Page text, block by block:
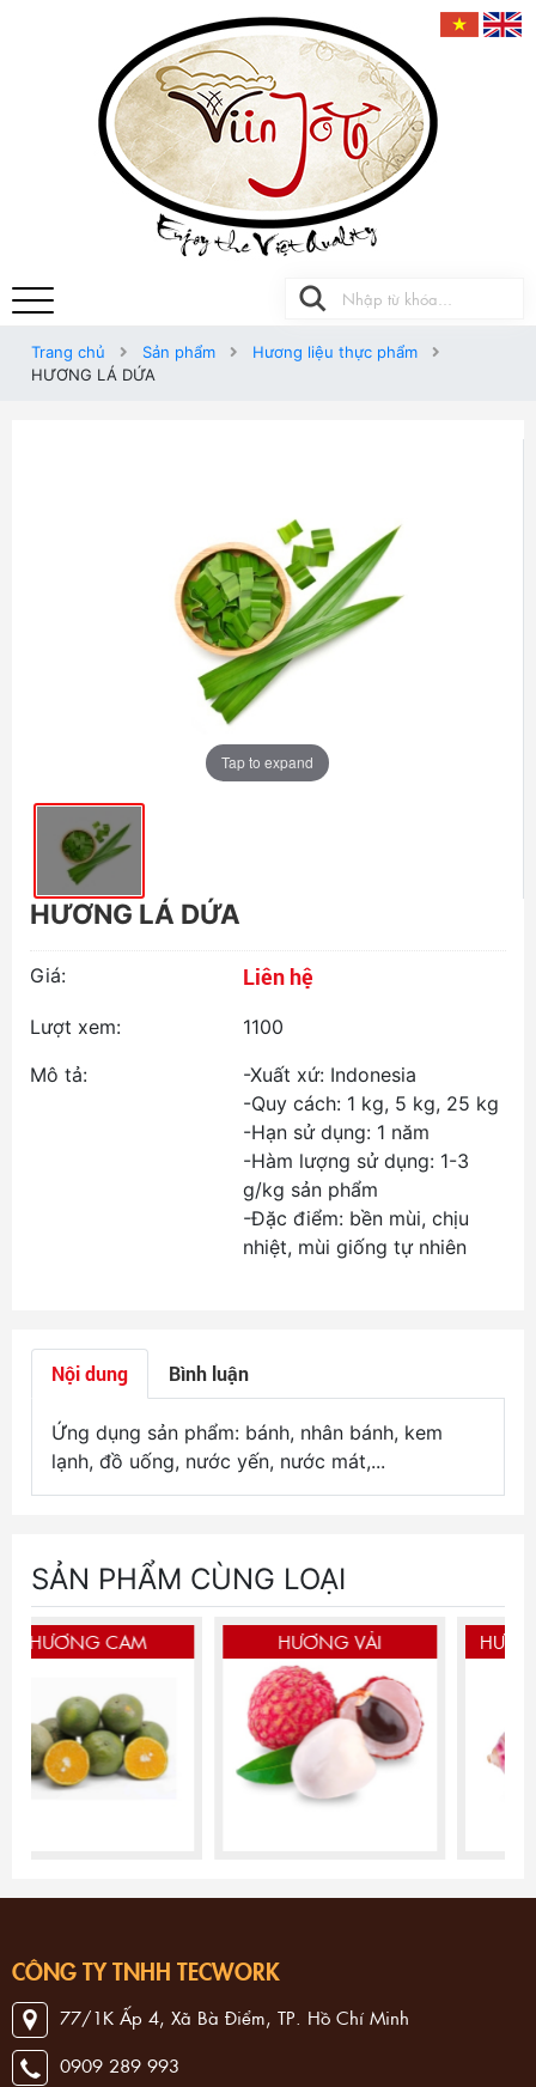
Trang chủ Sản phẩm
Hương liệu thực phẩm
HƯƠNG LÁ DỨA
Tap to expand
HƯƠNG LÁ DỨA
Giá: Liên hệ
Lượt xem:
1100
Mô tả:
-Xuất xứ: Indonesia
-Quy cách: 1 kg, 5 kg, 25 kg
-Hạn sử dụng: 1 năm
-Hàm lượng sử dụng: 1-3
g/kg sản phẩm
-Đặc điểm: bền mùi, chịu
nhiệt, mùi giống tự nhiên
Nội dung Bình luận
Ứng dụng sản phẩm: bánh, nhân bánh, kem
lạnh, đồ uống, nước yến, nước mát,...
SẢN PHẨM CÙNG LOẠI
CAM HƯƠNG VẢI HƯƠNG
CÔNG TY TNHH TECWORK
77/1K Ấp 4, Xã Bà Điểm, TP. Hồ Chí Minh
0909 289 993